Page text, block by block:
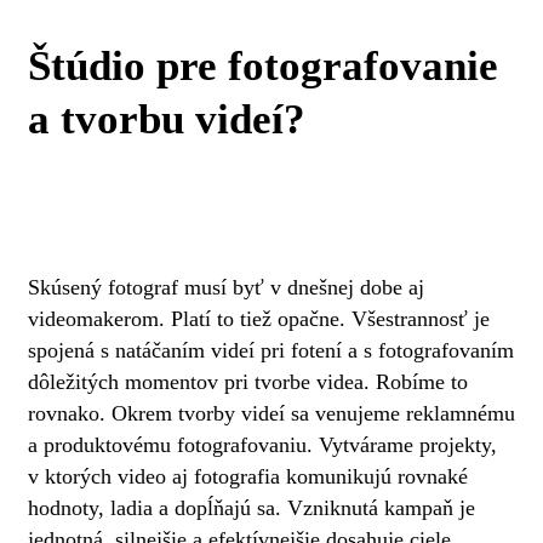
Štúdio pre fotografovanie
a tvorbu videí?
Skúsený fotograf musí byť v dnešnej dobe aj
videomakerom. Platí to tiež opačne. Všestrannosť je
spojená s natáčaním videí pri fotení a s fotografovaním
dôležitých momentov pri tvorbe videa. Robíme to
rovnako. Okrem tvorby videí sa venujeme reklamnému
a produktovému fotografovaniu. Vytvárame projekty,
v ktorých video aj fotografia komunikujú rovnaké
hodnoty, ladia a dopĺňajú sa. Vzniknutá kampaň je